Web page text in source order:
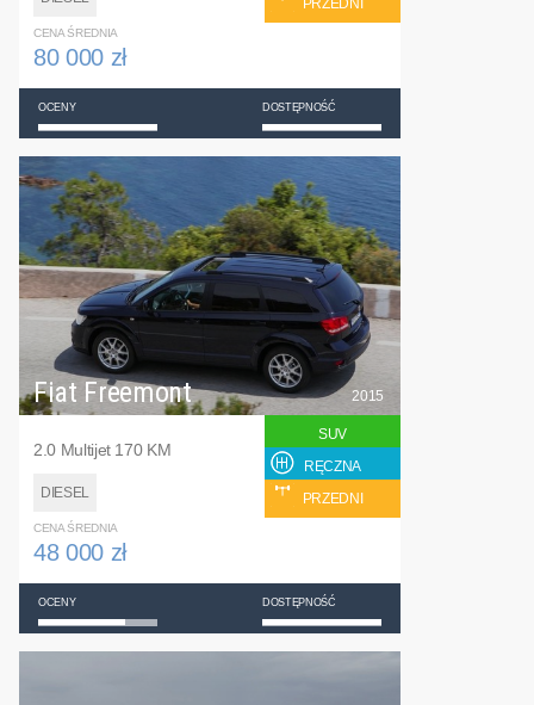
PRZEDNI
CENA ŚREDNIA
80 000 zł
OCENY DOSTĘPNOŚĆ
Fiat Freemont
2.0 Multijet 170 KM
DIESEL
2015
SUV
RĘCZNA
PRZEDNI
CENA ŚREDNIA
48 000 zł
OCENY DOSTĘPNOŚĆ